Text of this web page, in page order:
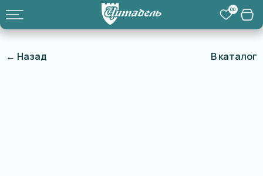
00
← Назад В каталог